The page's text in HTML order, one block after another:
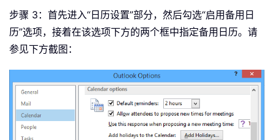
步骤 3：首先进入“日历设置”部分，然后勾选“启用备用日
历”选项，接着在该选项下方的两个框中指定备用日历。请
参见下方截图：